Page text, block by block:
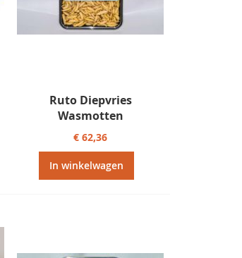
Ruto Diepvries
Wasmotten
€ 62,36
In winkelwagen